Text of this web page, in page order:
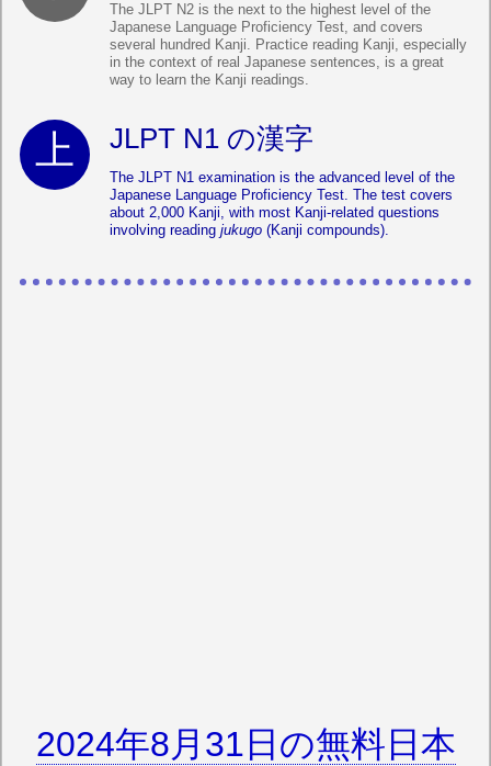
The JLPT N2 is the next to the highest level of the
Japanese Language Proficiency Test, and covers
several hundred Kanji. Practice reading Kanji, especially
in the context of real Japanese sentences, is a great
way to learn the Kanji readings.
JLPT N1 の漢字
The JLPT N1 examination is the advanced level of the
Japanese Language Proficiency Test. The test covers
about 2,000 Kanji, with most Kanji-related questions
involving reading jukugo (Kanji compounds).
2024年8月31日の無料日本